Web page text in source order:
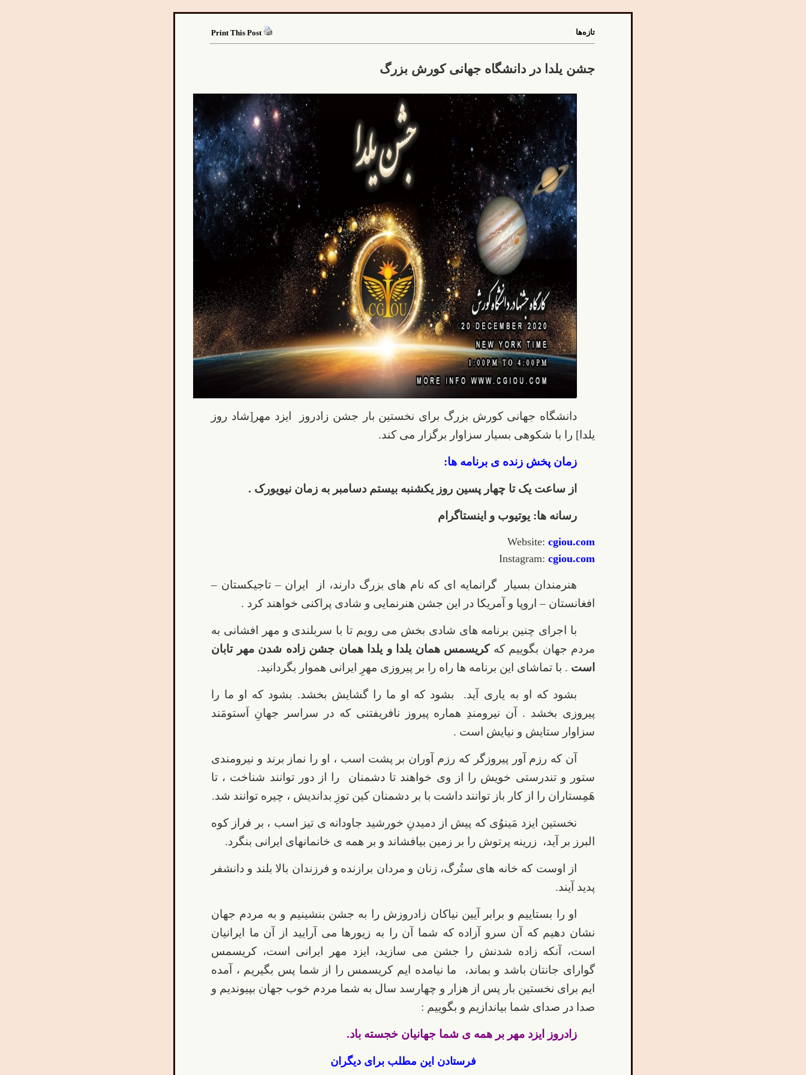
Print This Post تازه‌ها
جشن یلدا در دانشگاه جهانی کورش بزرگ
دانشگاه جهانی کورش بزرگ برای نخستین بار جشن زادروز ایزد مهر[شاد روز
یلدا] را با شکوهی بسیار سزاوار برگزار می کند.
زمان پخش زنده ی برنامه ها:
از ساعت یک تا چهار پسین روز یکشنبه بیستم دسامبر به زمان نیویورک .
رسانه ها: یوتیوب و اینستاگرام
Website: cgiou.com
Instagram: cgiou.com
هنرمندان بسیار گرانمایه ای که نام های بزرگ دارند، از ایران – تاجیکستان –
افغانستان – اروپا و آمریکا در این جشن هنرنمایی و شادی پراکنی خواهند کرد .
با اجرای چنین برنامه های شادی بخش می رویم تا با سربلندی و مهر افشانی به
مردم جهان بگوییم که کریسمس همان یلدا و یلدا همان جشن زاده شدن مهر تابان
است . با تماشای این برنامه ها راه را بر پیروزی مهرِ ایرانی هموار بگردانید.
بشود که او به یاری آید. بشود که او ما را گشایش بخشد. بشود که او ما را
پیروزی بخشد . آن نیرومندِ هماره پیروز نافریفتنی که در سراسر جهانِ اَستومَند
سزاوار ستایش و نیایش است .
آن که رزم آور پیروزگر که رزم آوران بر پشت اسب ، او را نماز برند و نیرومندی
ستور و تندرستی خویش را از وی خواهند تا دشمنان را از دور توانند شناخت ، تا
هَمِستاران را از کار باز توانند داشت با بر دشمنان کین توزِ بداندیش ، چیره توانند شد.
نخستین ایزد مَینوُی که پیش از دمیدنِ خورشید جاودانه ی تیز اسب ، بر فراز کوه
البرز بر آید، زرینه پرتوش را بر زمین بیافشاند و بر همه ی خانمانهای ایرانی بنگرد.
از اوست که خانه های ستُرگ، زنان و مردان برازنده و فرزندان بالا بلند و دانشفر
پدید آیند.
او را بستاییم و برابر آیین نیاکان زادروزش را به جشن بنشینیم و به مردم جهان
نشان دهیم که آن سرو آزاده که شما آن را به زیورها می آرایید از آن ما ایرانیان
است، آنکه زاده شدنش را جشن می سازید، ایزد مهر ایرانی است، کریسمس
گوارای جانتان باشد و بماند، ما نیامده ایم کریسمس را از شما پس بگیریم ، آمده
ایم برای نخستین بار پس از هزار و چهارسد سال به شما مردم خوب جهان بپیوندیم و
صدا در صدای شما بیاندازیم و بگوییم :
زادروز ایزد مهر بر همه ی شما جهانیان خجسته باد.
فرستادن این مطلب برای دیگران